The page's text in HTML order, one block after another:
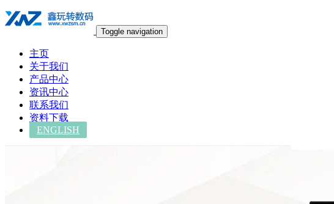
Toggle navigation
主页
关于我们
产品中心
资讯中心
联系我们
资料下载
ENGLISH